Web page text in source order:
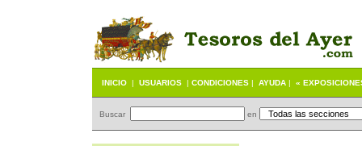
INICIO | USUARIOS | CONDICIONES | AYUDA | «
Buscar en